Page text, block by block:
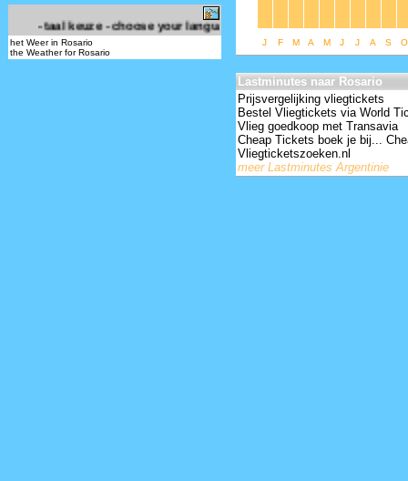
- taal keuze - choose your language -
het Weer in Rosario
the Weather for Rosario
J F M A M J J A S O
Lastminutes naar Rosario
Prijsvergelijking vliegtickets
Bestel Vliegtickets via World
Vlieg goedkoop met Transavia
Cheap Tickets boek je bij...
Vliegticketszoeken.nl
meer Lastminutes Argentinie